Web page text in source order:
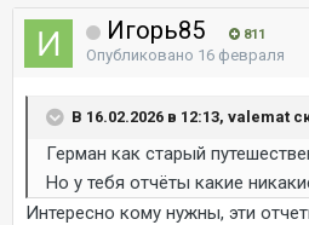
Игорь85 811
Опубликовано 16 февраля
В 16.02.2026 в 12:13, valemat
Герман как старый
Но у тебя отчёты какие
Интересно кому нужны, эти